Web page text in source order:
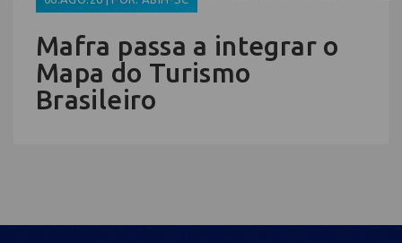
Mafra passa a integrar o
Mapa do Turismo
Brasileiro